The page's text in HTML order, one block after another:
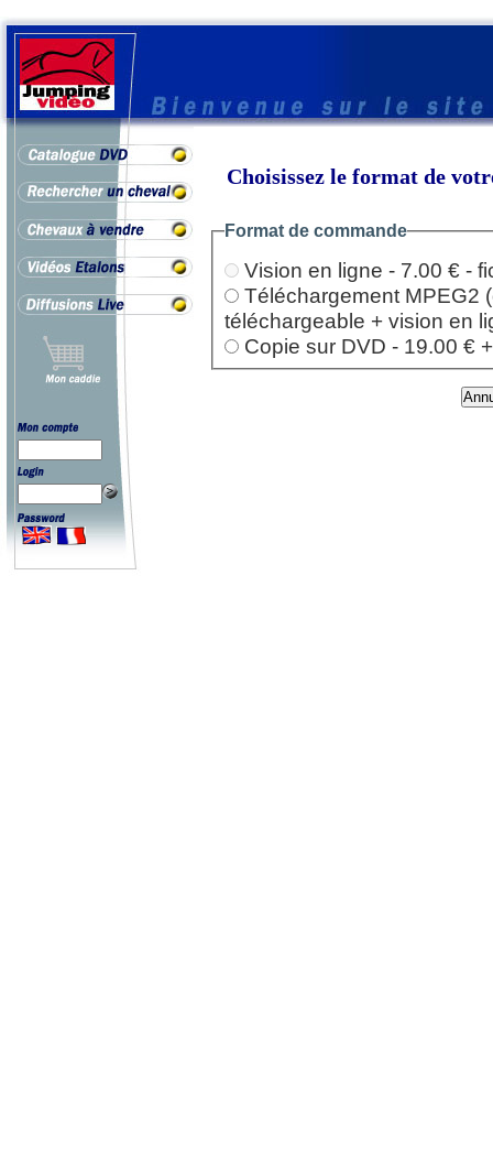
Choisissez le format de
Format de commande
Vision en ligne - 7.00 € -
Téléchargement MPEG2
téléchargeable + vision en
Copie sur DVD - 19.00 €